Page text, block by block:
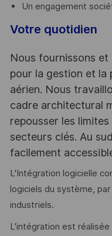
Un engagement
Votre quotidien
Nous fournissons
pour la gestion et la
aérien. Nous
cadre architectural
repousser les
secteurs clés. Au
facilement
L'Intégration logicielle
logiciels du système,
industriels.
L'intégration est